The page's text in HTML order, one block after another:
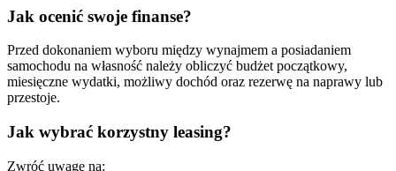
Jak ocenić swoje finanse?
Przed dokonaniem wyboru między wynajmem a posiadaniem
samochodu na własność należy obliczyć budżet początkowy,
miesięczne wydatki, możliwy dochód oraz rezerwę na naprawy lub
przestoje.
Jak wybrać korzystny leasing?
Zwróć uwagę na: